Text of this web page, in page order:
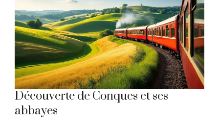
Découverte de Conques et ses
abbayes